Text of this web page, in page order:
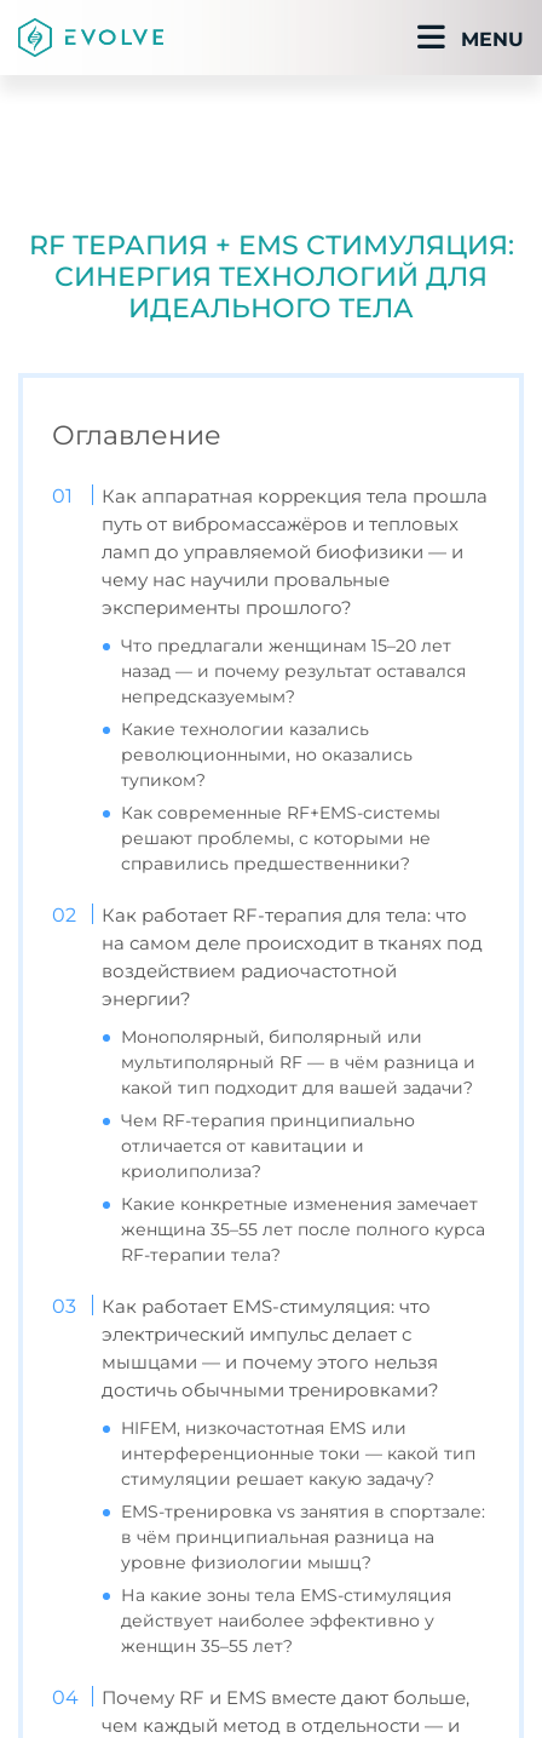
MENU
RF ТЕРАПИЯ + EMS СТИМУЛЯЦИЯ:
СИНЕРГИЯ ТЕХНОЛОГИЙ ДЛЯ
ИДЕАЛЬНОГО ТЕЛА
Оглавление
Как аппаратная коррекция тела прошла
путь от вибромассажёров и тепловых
ламп до управляемой биофизики — и
чему нас научили провальные
эксперименты прошлого?
Что предлагали женщинам 15–20 лет
назад — и почему результат оставался
непредсказуемым?
Какие технологии казались
революционными, но оказались
тупиком?
Как современные RF+EMS-системы
решают проблемы, с которыми не
справились предшественники?
Как работает RF-терапия для тела: что
на самом деле происходит в тканях под
воздействием радиочастотной
энергии?
Монополярный, биполярный или
мультиполярный RF — в чём разница и
какой тип подходит для вашей задачи?
Чем RF-терапия принципиально
отличается от кавитации и
криолиполиза?
Какие конкретные изменения замечает
женщина 35–55 лет после полного курса
RF-терапии тела?
Как работает EMS-стимуляция: что
электрический импульс делает с
мышцами — и почему этого нельзя
достичь обычными тренировками?
HIFEM, низкочастотная EMS или
интерференционные токи — какой тип
стимуляции решает какую задачу?
EMS-тренировка vs занятия в спортзале:
в чём принципиальная разница на
уровне физиологии мышц?
На какие зоны тела EMS-стимуляция
действует наиболее эффективно у
женщин 35–55 лет?
Почему RF и EMS вместе дают больше,
чем каждый метод в отдельности — и